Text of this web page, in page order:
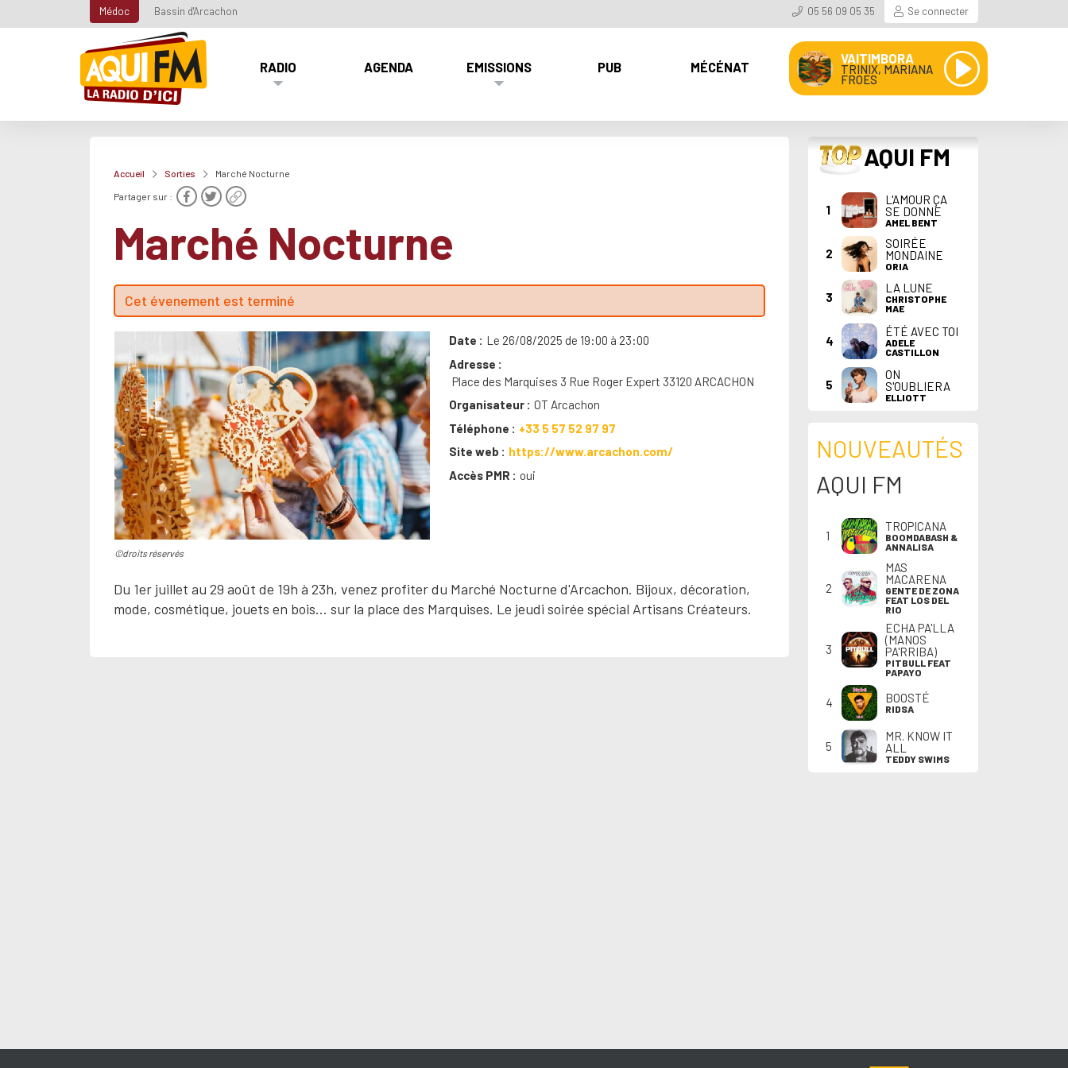
Médoc Bassin d'Arcachon 05 56 09 05 35 Se connecter
RADIO AGENDA EMISSIONS PUB MÉCÉNAT
VAITIMBORA
TRINIX, MARIANA
FROES
Accueil Sorties Marché Nocturne
Partager sur :
Marché Nocturne
Cet évenement est terminé
©droits réservés
Date
Le 26/08/2025 de 19:00 à 23:00
Adresse
Place des Marquises 3 Rue Roger Expert 33120 ARCACHON
Organisateur
OT Arcachon
Téléphone
+33 5 57 52 97 97
Site web
https://www.arcachon.com/
Accès PMR
oui
Du 1er juillet au 29 août de 19h à 23h, venez profiter du Marché Nocturne d'Arcachon. Bijoux, décoration,
mode, cosmétique, jouets en bois… sur la place des Marquises. Le jeudi soirée spécial Artisans Créateurs.
TOP AQUI FM
1
L'AMOUR ÇA
SE DONNE
AMEL BENT
2
SOIRÉE
MONDAINE
ORIA
3
LA LUNE
CHRISTOPHE
MAE
4
ÉTÉ AVEC TOI
ADELE
CASTILLON
5
ON
S'OUBLIERA
ELLIOTT
NOUVEAUTÉS
AQUI FM
1
TROPICANA
BOOMDABASH &
ANNALISA
2
MAS
MACARENA
GENTE DE ZONA
FEAT LOS DEL
RIO
3
ECHA PA'LLA
(MANOS
PA'RRIBA)
PITBULL FEAT
PAPAYO
4 BOOSTÉ
RIDSA
5
MR. KNOW IT
ALL
TEDDY SWIMS